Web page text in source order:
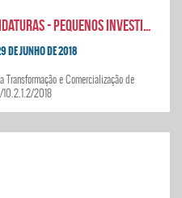
Anúncio de abertura de candidaturas - Pequenos Investimentos na Transformação e Comercialização de Produtos Agrícolas
DE JUNHO DE 2018
e Comercialização de
2018